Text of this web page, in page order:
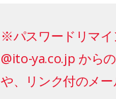
※パスワードリマイ
@ito-ya.co.jp から
や、リンク付のメ